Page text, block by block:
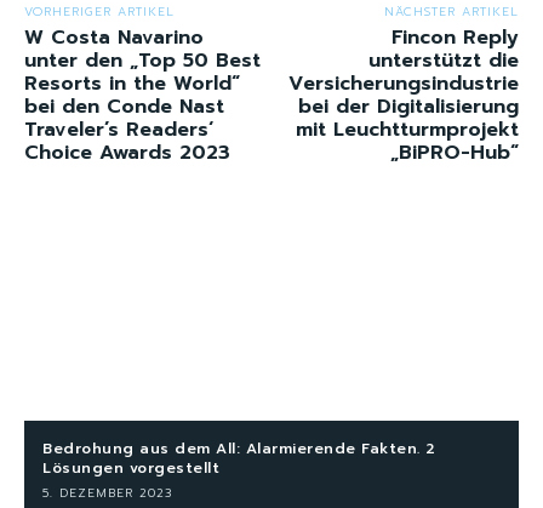
VORHERIGER ARTIKEL
W Costa Navarino
unter den „Top 50 Best
Resorts in the World“
bei den Conde Nast
Traveler’s Readers‘
Choice Awards 2023
NÄCHSTER ARTIKEL
Fincon Reply
unterstützt die
Versicherungsindustrie
bei der Digitalisierung
mit Leuchtturmprojekt
„BiPRO-Hub“
Bedrohung aus dem All: Alarmierende Fakten. 2
Lösungen vorgestellt
5. DEZEMBER 2023